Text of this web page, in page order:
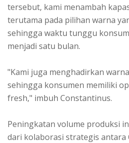
tersebut, kami menambah
terutama pada pilihan warna
sehingga waktu tunggu
menjadi satu bulan.
"Kami juga menghadirkan
sehingga konsumen memiliki
fresh," imbuh Constantinus.
Peningkatan volume produksi
dari kolaborasi strategis antara